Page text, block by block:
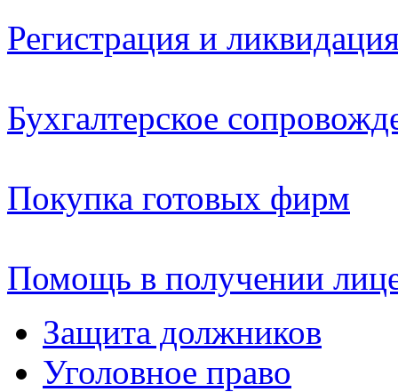
Регистрация и
Бухгалтерское
Покупка готовых фирм
Помощь в получении
Защита должников
Уголовное право